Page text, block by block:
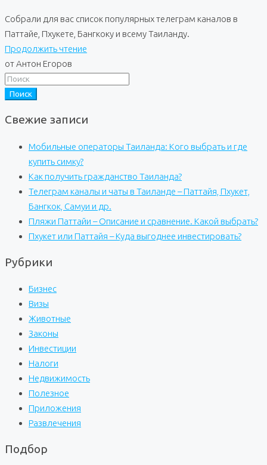
Собрали для вас список популярных телеграм каналов в
Паттайе, Пхукете, Бангкоку и всему Таиланду.
Продолжить чтение
от Антон Егоров
Поиск
Свежие записи
Мобильные операторы Таиланда: Кого выбрать и где
купить симку?
Как получить гражданство Таиланда?
Телеграм каналы и чаты в Таиланде – Паттайя, Пхукет,
Бангкок, Самуи и др.
Пляжи Паттайи – Описание и сравнение. Какой выбрать?
Пхукет или Паттайя – Куда выгоднее инвестировать?
Рубрики
Бизнес
Визы
Животные
Законы
Инвестиции
Налоги
Недвижимость
Полезное
Приложения
Развлечения
Подбор